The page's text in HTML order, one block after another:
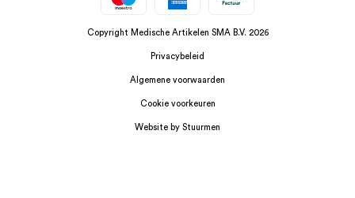
Copyright Medische Artikelen SMA B.V. 2026
Privacybeleid
Algemene voorwaarden
Cookie voorkeuren
Website by Stuurmen